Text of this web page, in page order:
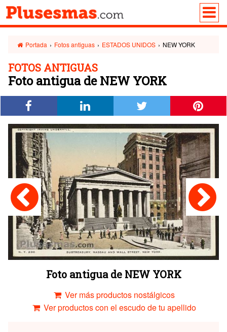
Portada › Fotos antiguas › ESTADOS UNIDOS › NEW YORK
FOTOS ANTIGUAS
Foto antigua de NEW YORK
Foto antigua de NEW YORK
Ver más productos nostálgicos
Ver productos con el escudo de tu apellido